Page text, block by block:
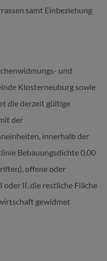
samt Einbeziehung
und
Klosterneuburg sowie
die derzeit gültige
der
innerhalb der
Bebauungsdichte 0,00
offene oder
oder II, die restliche Fläche
gewidmet